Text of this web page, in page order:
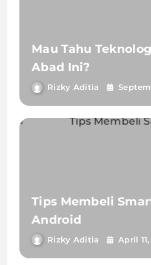
Mau Tahu
Abad Ini?
Rizky Aditia
Tips Membeli
Android
Rizky Aditia April